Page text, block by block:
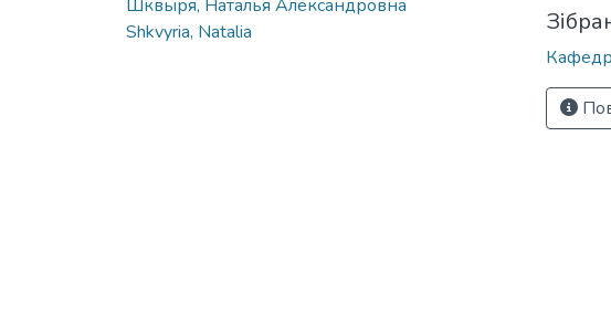
Шквыря, Наталья Александровна
Shkvyria, Natalia